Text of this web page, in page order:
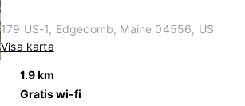
179 US-1, Edgecomb, Maine 04556, US
Visa karta
1.9 km
Gratis wi-fi